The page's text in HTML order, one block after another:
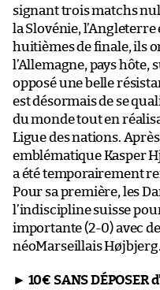
signant trois matchs
la Slovénie,
huitièmes de finale, ils
l’Allemagne, pays hôte,
opposé une belle
est désormais de se
du monde tout en
Ligue des nations.
emblématique Kasper
a été temporairement
Pour sa première, les
l’indiscipline suisse
importante (2-0) avec
néoMarseillais Højbjerg.
► 10€ SANS DÉPOSER